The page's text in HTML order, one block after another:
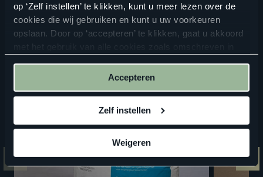
op ‘Zelf instellen’ te klikken, kunt u meer lezen over de
cookies die wij gebruiken en kunt u uw voorkeuren
opslaan. Door op ‘accepteren’ te klikken, gaat u akkoord
Accepteren
Zelf instellen
Weigeren